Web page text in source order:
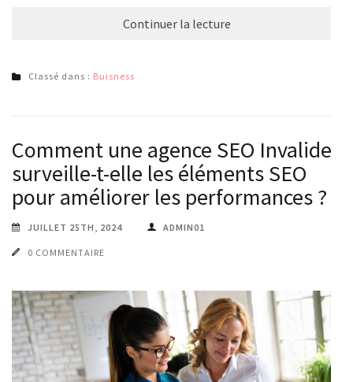
Continuer la lecture
Classé dans : Buisness
Comment une agence SEO Invalides
surveille-t-elle les éléments SEO
pour améliorer les performances ?
JUILLET 25TH, 2024 ADMIN01
0 COMMENTAIRE